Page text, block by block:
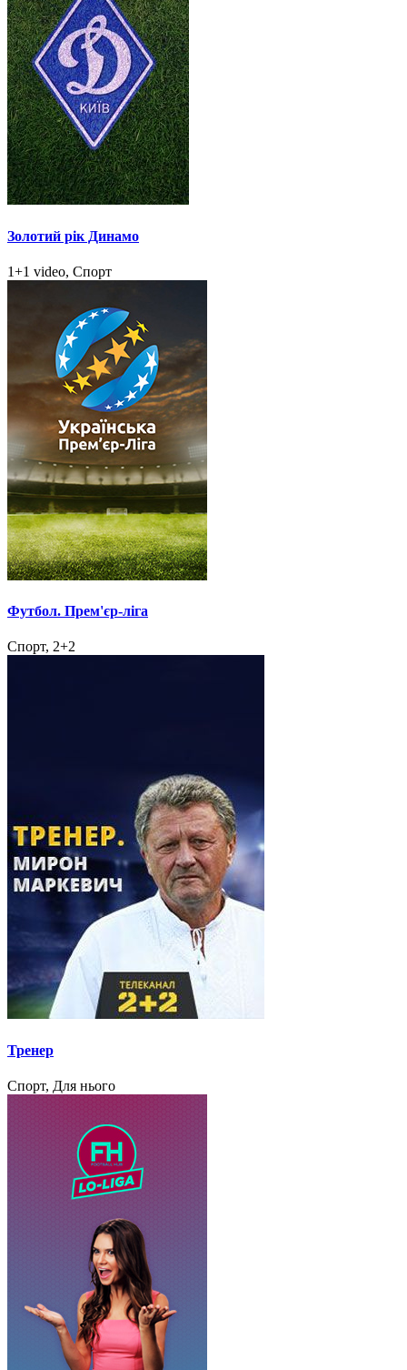
Золотий рік Динамо
1+1 video, Спорт
Футбол. Прем'єр-ліга
Спорт, 2+2
Тренер
Спорт, Для нього